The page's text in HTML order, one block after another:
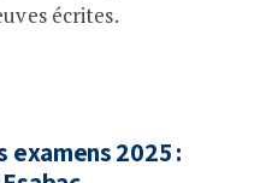
écrites.
examens 2025 :